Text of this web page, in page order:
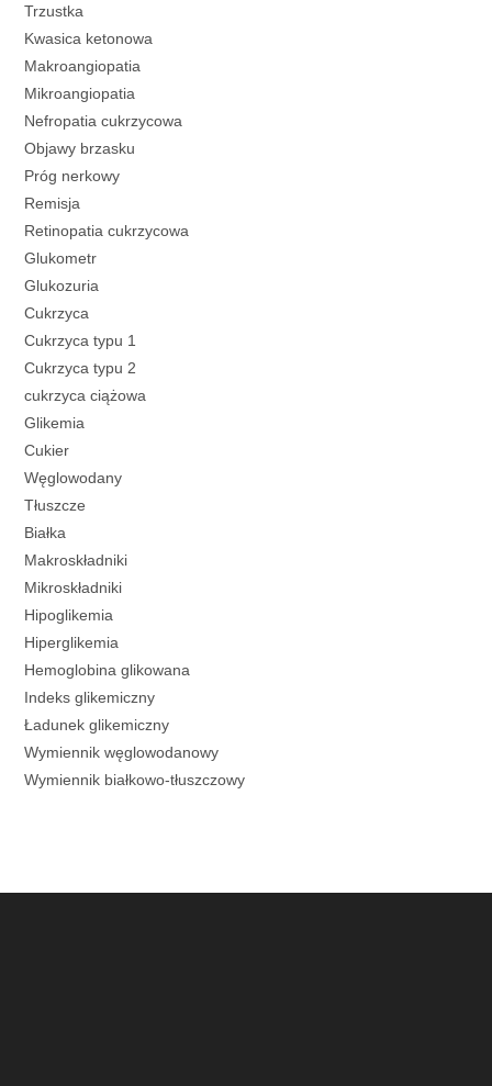
Trzustka
Kwasica ketonowa
Makroangiopatia
Mikroangiopatia
Nefropatia cukrzycowa
Objawy brzasku
Próg nerkowy
Remisja
Retinopatia cukrzycowa
Glukometr
Glukozuria
Cukrzyca
Cukrzyca typu 1
Cukrzyca typu 2
cukrzyca ciążowa
Glikemia
Cukier
Węglowodany
Tłuszcze
Białka
Makroskładniki
Mikroskładniki
Hipoglikemia
Hiperglikemia
Hemoglobina glikowana
Indeks glikemiczny
Ładunek glikemiczny
Wymiennik węglowodanowy
Wymiennik białkowo-tłuszczowy